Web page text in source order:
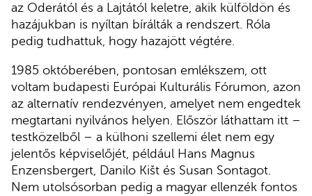
az Oderától és a Lajtától keletre, akik külföldön és
hazájukban is nyíltan bírálták a rendszert. Róla
pedig tudhattuk, hogy hazajött végtére.
1985 októberében, pontosan emlékszem, ott
voltam budapesti Európai Kulturális Fórumon, azon
az alternatív rendezvényen, amelyet nem engedtek
megtartani nyilvános helyen. Először láthattam itt –
testközelből – a külhoni szellemi élet nem egy
jelentős képviselőjét, például Hans Magnus
Enzensbergert, Danilo Kišt és Susan Sontagot.
Nem utolsósorban pedig a magyar ellenzék fontos